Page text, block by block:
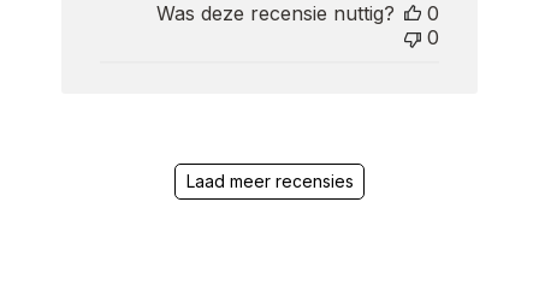
Was deze recensie nuttig?
0
0
Laad meer recensies